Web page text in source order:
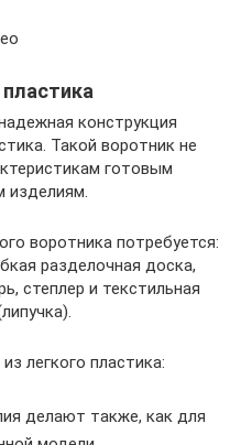
пластика
конструкция
Такой воротник не
готовым
изделиям.
воротника потребуется:
разделочная доска,
степлер и текстильная
легкого пластика:
делают также, как для